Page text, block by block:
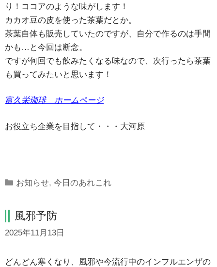
り！ココアのような味がします！
カカオ豆の皮を使った茶葉だとか。
茶葉自体も販売していたのですが、自分で作るのは手間
かも…と今回は断念。
ですが何回でも飲みたくなる味なので、次行ったら茶葉
も買ってみたいと思います！
富久栄珈琲 ホームページ
お役立ち企業を目指して・・・大河原
Categories
お知らせ,今日のあれこれ
風邪予防
2025年11月13日
どんどん寒くなり、風邪や今流行中のインフルエンザの